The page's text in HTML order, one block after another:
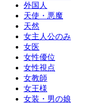
外国人
天使・悪魔
天然
女主人公のみ
女医
女性優位
女性視点
女教師
女王様
女装・男の娘